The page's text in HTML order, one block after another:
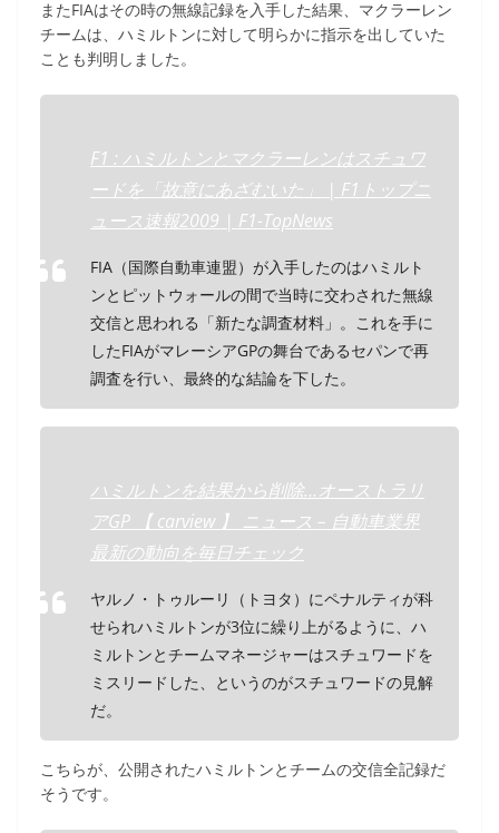
またFIAはその時の無線記録を入手した結果、マクラーレン
チームは、ハミルトンに対して明らかに指示を出していた
ことも判明しました。
F1 : ハミルトンとマクラーレンはスチュワ
ードを「故意にあざむいた」 | F1トップニ
ュース速報2009 | F1-TopNews
FIA（国際自動車連盟）が入手したのはハミルト
ンとピットウォールの間で当時に交わされた無線
交信と思われる「新たな調査材料」。これを手に
したFIAがマレーシアGPの舞台であるセパンで再
調査を行い、最終的な結論を下した。
ハミルトンを結果から削除…オーストラリ
アGP 【 carview 】 ニュース – 自動車業界
最新の動向を毎日チェック
ヤルノ・トゥルーリ（トヨタ）にペナルティが科
せられハミルトンが3位に繰り上がるように、ハ
ミルトンとチームマネージャーはスチュワードを
ミスリードした、というのがスチュワードの見解
だ。
こちらが、公開されたハミルトンとチームの交信全記録だ
そうです。